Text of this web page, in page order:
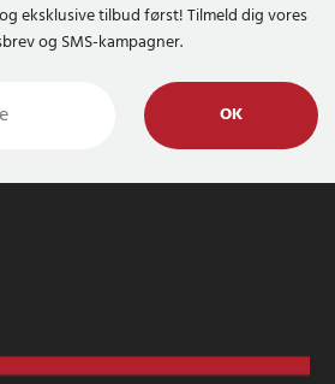
eksklusive tilbud først! Tilmeld dig vores
og SMS-kampagner.
OK